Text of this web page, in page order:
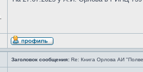
Заголовок сообщения: Re: Книга Орлова АИ